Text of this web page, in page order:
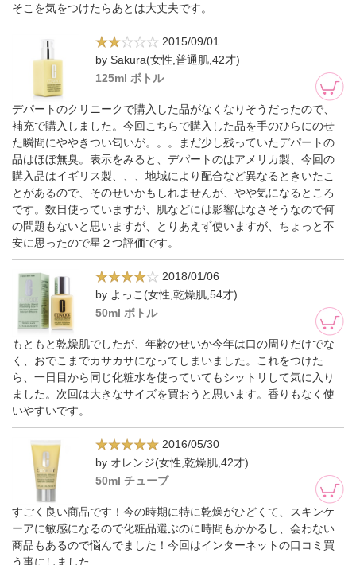
そこを気をつけたらあとは大丈夫です。
2015/09/01
by Sakura(女性,普通肌,42才)
125ml ボトル
デパートのクリニークで購入した品がなくなりそうだったので、
補充で購入しました。今回こちらで購入した品を手のひらにのせ
た瞬間にややきつい匂いが。。。まだ少し残っていたデパートの
品はほぼ無臭。表示をみると、デパートのはアメリカ製、今回の
購入品はイギリス製、、、地域により配合など異なるときいたこ
とがあるので、そのせいかもしれませんが、やや気になるところ
です。数日使っていますが、肌などには影響はなさそうなので何
の問題もないと思いますが、とりあえず使いますが、ちょっと不
安に思ったので星２つ評価です。
2018/01/06
by よっこ(女性,乾燥肌,54才)
50ml ボトル
もともと乾燥肌でしたが、年齢のせいか今年は口の周りだけでな
く、おでこまでカサカサになってしまいました。これをつけた
ら、一日目から同じ化粧水を使っていてもシットリして気に入り
ました。次回は大きなサイズを買おうと思います。香りもなく使
いやすいです。
2016/05/30
by オレンジ(女性,乾燥肌,42才)
50ml チューブ
すごく良い商品です！今の時期に特に乾燥がひどくて、スキンケ
ーアに敏感になるので化粧品選ぶのに時間もかかるし、会わない
商品もあるので悩んでました！今回はインターネットの口コミ買
う事にしました、